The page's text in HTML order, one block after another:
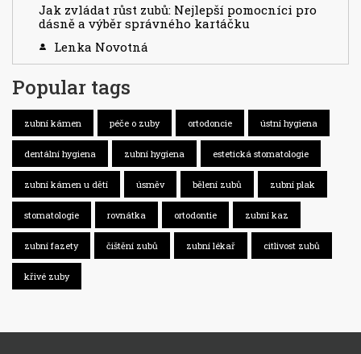
Jak zvládat růst zubů: Nejlepší pomocníci pro
dásně a výběr správného kartáčku
Lenka Novotná
Popular tags
zubní kámen péče o zuby ortodoncie ústní hygiena
dentální hygiena zubní hygiena estetická stomatologie
zubní kámen u dětí úsměv bělení zubů zubní plak
stomatologie rovnátka ortodontie zubní kaz
zubní fazety čištění zubů zubní lékař citlivost zubů
křivé zuby